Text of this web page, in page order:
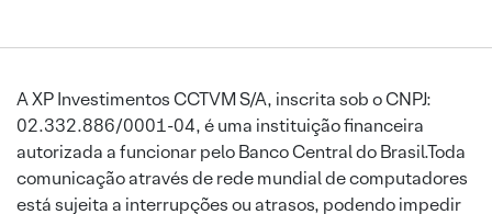
A XP Investimentos CCTVM S/A, inscrita sob o CNPJ:
02.332.886/0001-04, é uma instituição financeira
autorizada a funcionar pelo Banco Central do Brasil.Toda
comunicação através de rede mundial de computadores
está sujeita a interrupções ou atrasos, podendo impedir